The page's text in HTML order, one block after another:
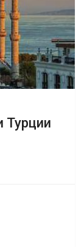
Турции